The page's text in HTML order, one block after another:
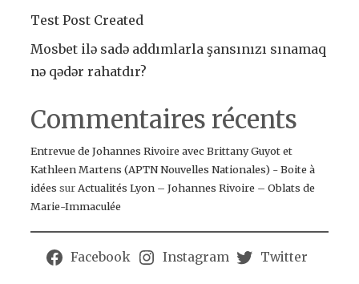
Test Post Created
Mosbet ilə sadə addımlarla şansınızı sınamaq
nə qədər rahatdır?
Commentaires récents
Entrevue de Johannes Rivoire avec Brittany Guyot et
Kathleen Martens (APTN Nouvelles Nationales) - Boite à
idées sur Actualités Lyon – Johannes Rivoire – Oblats de
Marie-Immaculée
Facebook Instagram Twitter